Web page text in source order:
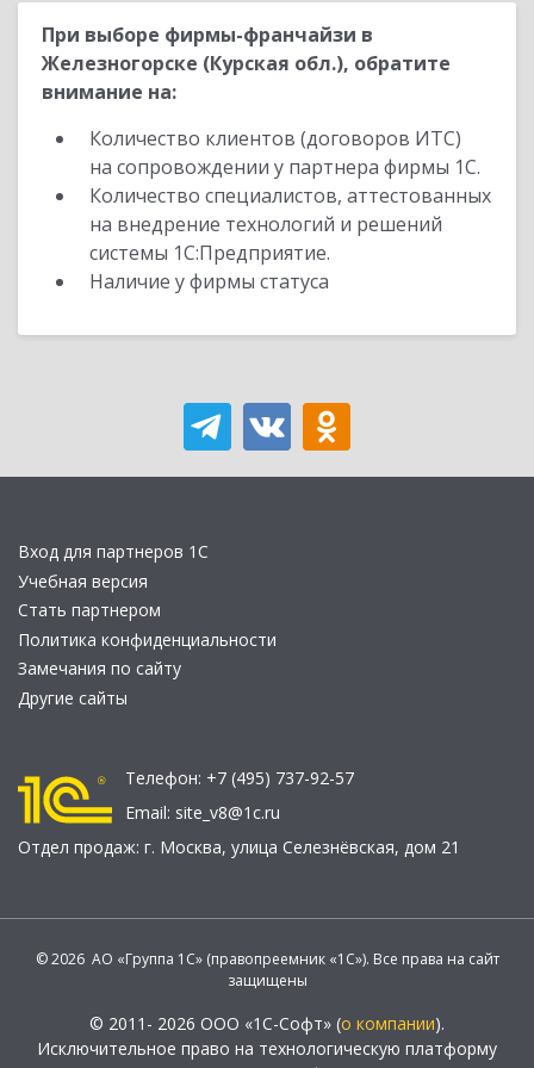
При выборе фирмы-франчайзи в
Железногорске (Курская обл.), обратите
внимание на:
Количество клиентов (договоров ИТС)
на сопровождении у партнера фирмы 1С.
Количество специалистов, аттестованных
на внедрение технологий и решений
системы 1С:Предприятие.
Наличие у фирмы статуса
Вход для партнеров 1С
Учебная версия
Стать партнером
Политика конфиденциальности
Замечания по сайту
Другие сайты
Телефон: +7 (495) 737-92-57
Email: site_v8@1c.ru
Отдел продаж: г. Москва, улица Селезнёвская, дом 21
© 2026 АО «Группа 1С» (правопреемник «1С»). Все права на сайт
защищены
© 2011- 2026 ООО «1С-Софт» (о компании).
Исключительное право на технологическую платформу